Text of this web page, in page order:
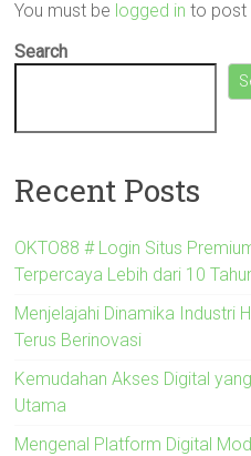
You must be logged in to post
Search
Recent Posts
OKTO88 # Login Situs
Terpercaya Lebih dari 10
Menjelajahi Dinamika Industri
Terus Berinovasi
Kemudahan Akses Digital
Utama
Mengenal Platform Digital